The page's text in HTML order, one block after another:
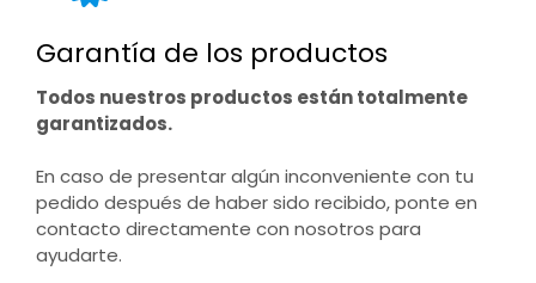
Garantía de los productos
Todos nuestros productos están totalmente
garantizados.
En caso de presentar algún inconveniente con tu
pedido después de haber sido recibido, ponte en
contacto directamente con nosotros para
ayudarte.